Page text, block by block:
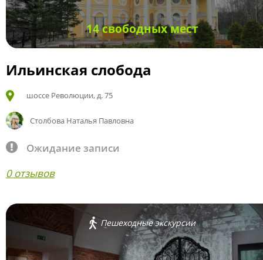
14 свободных мест
Ильинская слобода
шоссе Революции, д. 75
Столбова Наталья Павловна
Ожидание записи
0 отзывов
Пешеходные экскурсии